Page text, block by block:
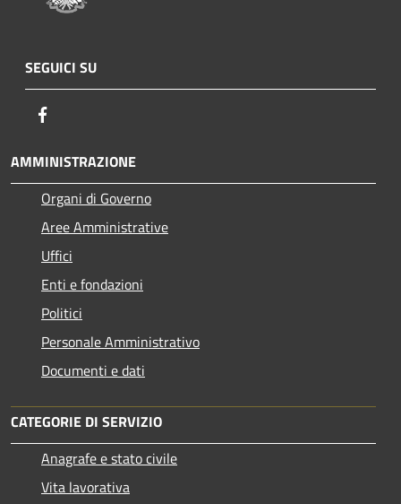
SEGUICI SU
AMMINISTRAZIONE
Organi di Governo
Aree Amministrative
Uffici
Enti e fondazioni
Politici
Personale Amministrativo
Documenti e dati
CATEGORIE DI SERVIZIO
Anagrafe e stato civile
Vita lavorativa